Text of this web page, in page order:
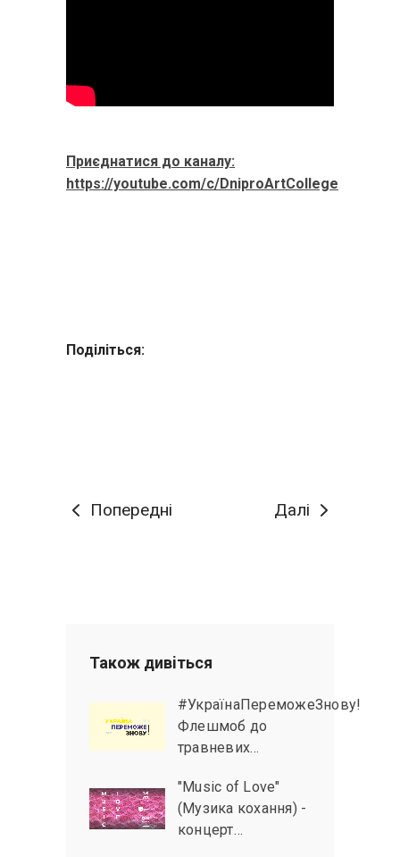
Приєднатися до каналу:
https://youtube.com/c/DniproArtCollege
Поділіться:
Попередні Далі
Також дивiться
#УкраїнаПереможеЗнову!
Флешмоб до
травневих…
"Music of Love"
(Музика кохання) -
концерт…